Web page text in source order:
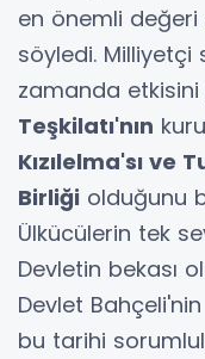
en önemli
söyledi. Milliyetçi
zamanda
Teşkilatı'nın
Kızılelma'sı ve
Birliği olduğunu
Ülkücülerin tek
Devletin bekası
Devlet
bu tarihi